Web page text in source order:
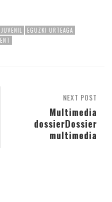
EGUZKI URTEAGA
NEXT POST
Multimedia
dossierDossier
multimedia